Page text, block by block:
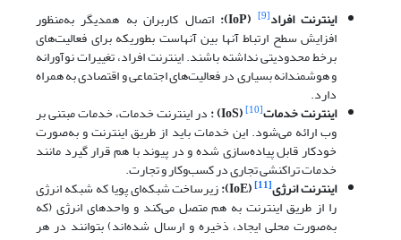
اینترنت افراد[9]
(
IoP
): اتصال کاربران به همدیگر به‌منظور
افزایش سطح ارتباط آنها بین آنهاست بطوریکه برای فعالیت‌های
برخط محدودیتی نداشته باشند. اینترنت افراد، تغییرات نوآورانه
و هوشمندانه بسیاری در فعالیت‌های اجتماعی و اقتصادی به همراه
دارد.
اینترنت خدمات[10]
(
IoS
) :در اینترنت خدمات، خدمات مبتنی بر
وب ارائه می‌شود. این خدمات باید از طریق اینترنت و به‌صورت
خودکار قابل پیاده‌سازی شده و در پیوند با هم قرار گیرد مانند
خدمات تراکنشی تجاری در کسب‌وکار و تجارت.
اینترنت انرژی[11]
(
IoE
):زیرساخت شبکه‌ای پویا که شبکه انرژی
را از طریق اینترنت به هم متصل می‌کند و واحدهای انرژی (که
به‌صورت محلی ایجاد، ذخیره و ارسال شده‌اند) بتوانند در هر